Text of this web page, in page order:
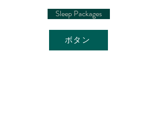
Sleep Packages
ボタン